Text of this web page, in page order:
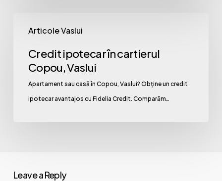
Articole Vaslui
ipotecar
cartierul
Copou,
Vaslui
Credit ipotecar în cartierul
Copou, Vaslui
Apartament sau casă în Copou, Vaslui? Obține un credit
ipotecar avantajos cu Fidelia Credit. Comparăm…
Leave a Reply